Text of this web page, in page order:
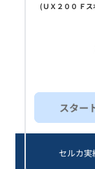
(ＵＸ２００ Ｆ
スター
セルカ実